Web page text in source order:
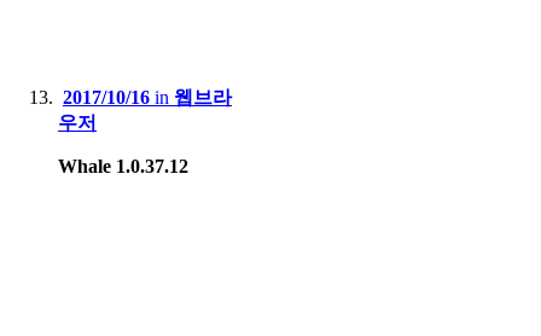
2017/10/16 in 웹브라
우저
Whale 1.0.37.12